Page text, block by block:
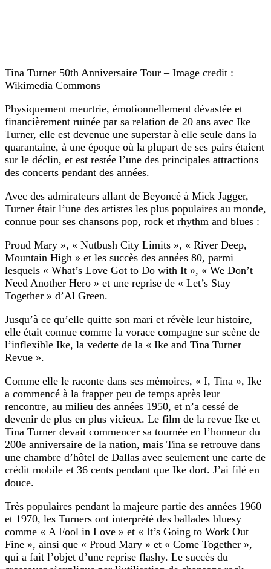
Tina Turner 50th Anniversaire Tour – Image credit :
Wikimedia Commons
Physiquement meurtrie, émotionnellement dévastée et
financièrement ruinée par sa relation de 20 ans avec Ike
Turner, elle est devenue une superstar à elle seule dans la
quarantaine, à une époque où la plupart de ses pairs étaient
sur le déclin, et est restée l’une des principales attractions
des concerts pendant des années.
Avec des admirateurs allant de Beyoncé à Mick Jagger,
Turner était l’une des artistes les plus populaires au monde,
connue pour ses chansons pop, rock et rhythm and blues :
Proud Mary », « Nutbush City Limits », « River Deep,
Mountain High » et les succès des années 80, parmi
lesquels « What’s Love Got to Do with It », « We Don’t
Need Another Hero » et une reprise de « Let’s Stay
Together » d’Al Green.
Jusqu’à ce qu’elle quitte son mari et révèle leur histoire,
elle était connue comme la vorace compagne sur scène de
l’inflexible Ike, la vedette de la « Ike and Tina Turner
Revue ».
Comme elle le raconte dans ses mémoires, « I, Tina », Ike
a commencé à la frapper peu de temps après leur
rencontre, au milieu des années 1950, et n’a cessé de
devenir de plus en plus vicieux. Le film de la revue Ike et
Tina Turner devait commencer sa tournée en l’honneur du
200e anniversaire de la nation, mais Tina se retrouve dans
une chambre d’hôtel de Dallas avec seulement une carte de
crédit mobile et 36 cents pendant que Ike dort. J’ai filé en
douce.
Très populaires pendant la majeure partie des années 1960
et 1970, les Turners ont interprété des ballades bluesy
comme « A Fool in Love » et « It’s Going to Work Out
Fine », ainsi que « Proud Mary » et « Come Together »,
qui a fait l’objet d’une reprise flashy. Le succès du